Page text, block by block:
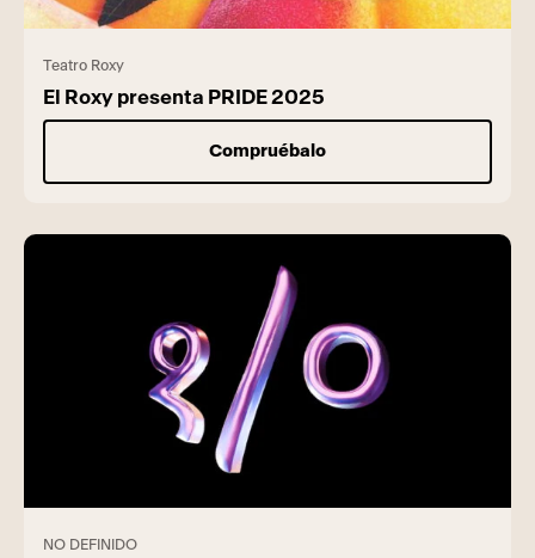
Teatro Roxy
El Roxy presenta PRIDE 2025
Compruébalo
NO DEFINIDO